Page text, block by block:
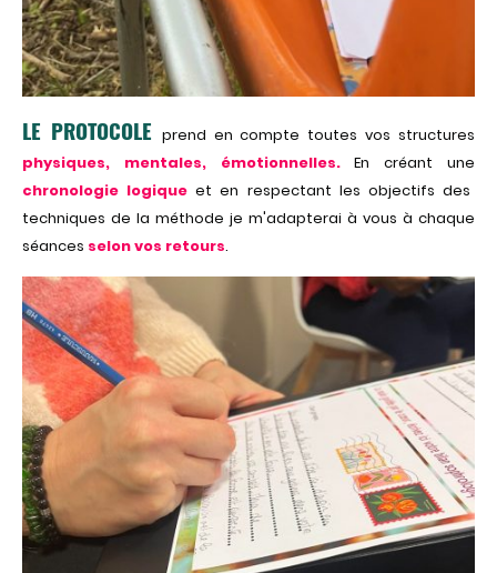
LE PROTOCOLE prend en compte toutes vos structures
physiques, mentales, émotionnelles.En créant une
chronologie logique et en respectant les objectifs des
techniques de la méthode je m'adapterai à vous à chaque
séances selon vos retours.